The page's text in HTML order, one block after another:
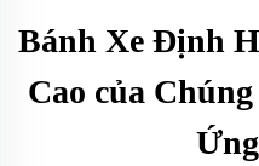
Bánh Xe Định
Cao của